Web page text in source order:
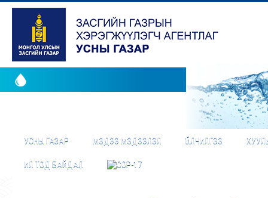
УСНЫ ГАЗАР МЭДЭЭ МЭДЭЭЛЭЛ ҮЙЛЧИЛГЭЭ
ИЛ ТОД БАЙДАЛ